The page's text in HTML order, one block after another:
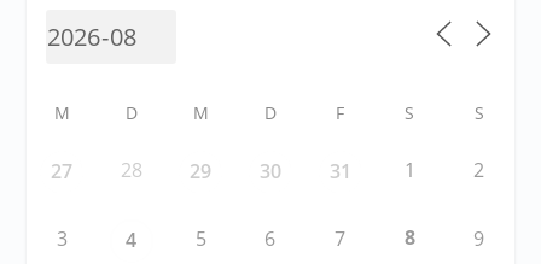
M D M D F S S
27 28 29 30 31 1 2
3 4 5 6 7 8 9